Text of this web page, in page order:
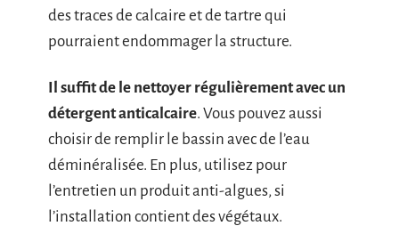
des traces de calcaire et de tartre qui
pourraient endommager la structure.
Il suffit de le nettoyer régulièrement avec un
détergent anticalcaire. Vous pouvez aussi
choisir de remplir le bassin avec de l’eau
déminéralisée. En plus, utilisez pour
l’entretien un produit anti-algues, si
l’installation contient des végétaux.